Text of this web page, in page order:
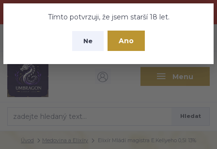
nebuďte vyděšeni zde najdete vše a ještě mnohem víc
Tímto potvrzuji, že jsem starší 18 let.
Ne Ano
Menu
CZK
Hledat
Úvod Medovina a Elixíry Elixír Mládí magistra E.Kellyeho 0,5l 13%